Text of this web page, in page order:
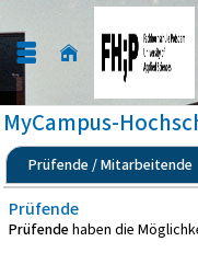
MyCampus-
Prüfende / Mitarbeitende
Prüfende
Prüfendehaben die